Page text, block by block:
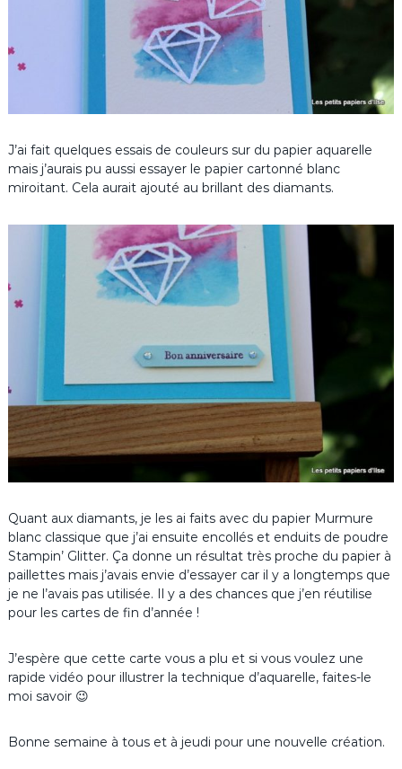
J’ai fait quelques essais de couleurs sur du papier aquarelle
mais j’aurais pu aussi essayer le papier cartonné blanc
miroitant. Cela aurait ajouté au brillant des diamants.
Quant aux diamants, je les ai faits avec du papier Murmure
blanc classique que j’ai ensuite encollés et enduits de poudre
Stampin’ Glitter. Ça donne un résultat très proche du papier à
paillettes mais j’avais envie d’essayer car il y a longtemps que
je ne l’avais pas utilisée. Il y a des chances que j’en réutilise
pour les cartes de fin d’année !
J’espère que cette carte vous a plu et si vous voulez une
rapide vidéo pour illustrer la technique d’aquarelle, faites-le
moi savoir 😉
Bonne semaine à tous et à jeudi pour une nouvelle création.